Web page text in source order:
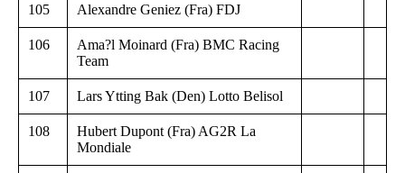
105 Alexandre Geniez (Fra) FDJ
106
Ama?l Moinard (Fra) BMC Racing
Team
107 Lars Ytting Bak (Den) Lotto Belisol
108
Hubert Dupont (Fra) AG2R La
Mondiale